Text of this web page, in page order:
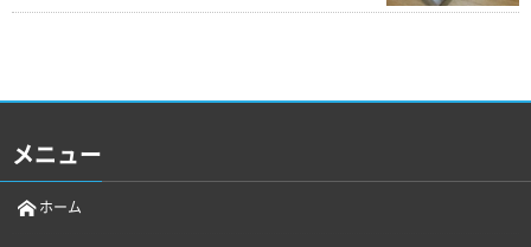
メニュー
ホーム